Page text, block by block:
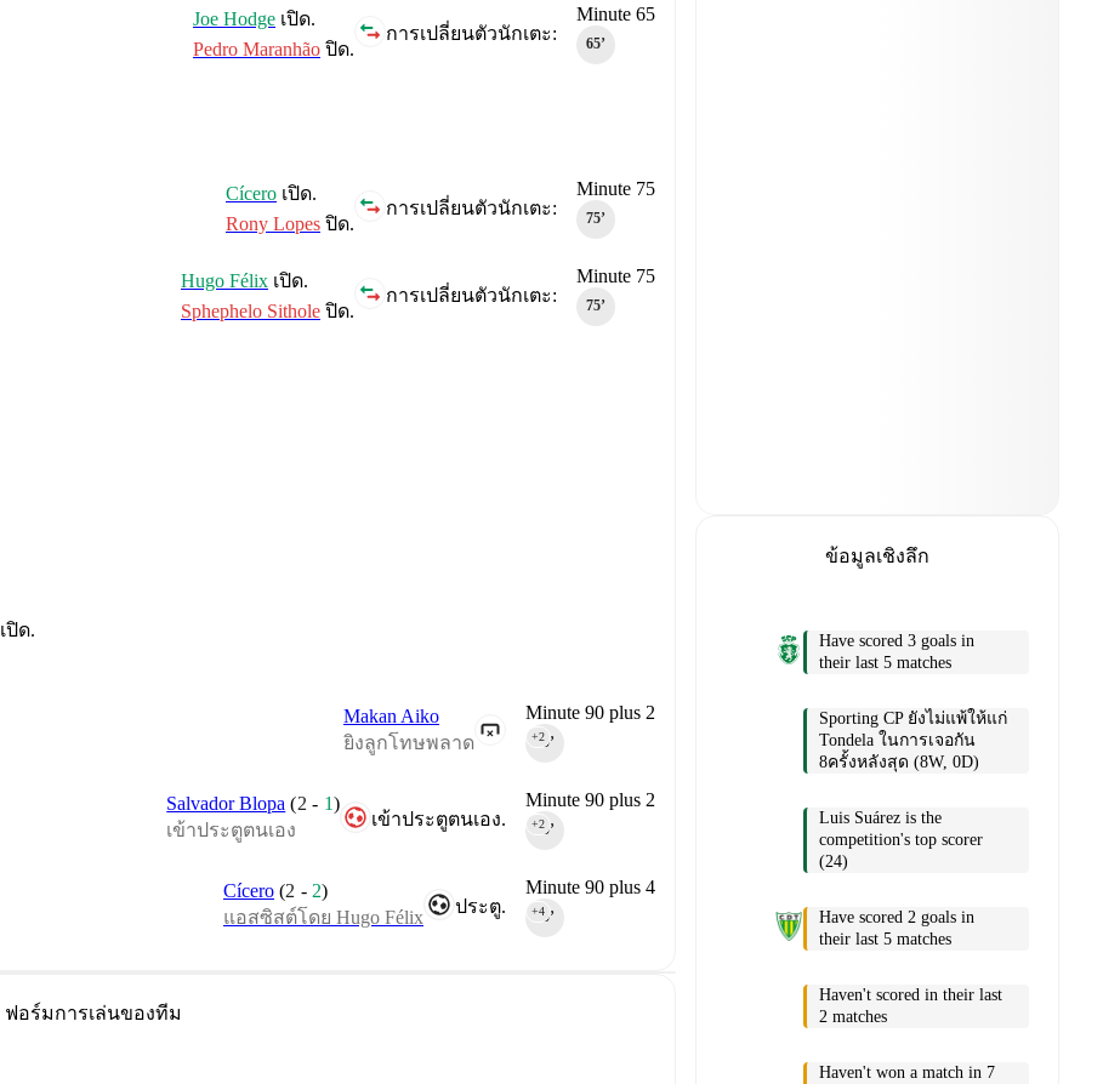
Minute 65
65‎’‎
การเปลี่ยนตัวนักเตะ:
Joe Hodge เปิด.
Pedro Maranhão ปิด.
Minute 75
75‎’‎
การเปลี่ยนตัวนักเตะ:
Cícero เปิด.
Rony Lopes ปิด.
Minute 75
75‎’‎
การเปลี่ยนตัวนักเตะ:
Hugo Félix เปิด.
Sphephelo Sithole ปิด.
เปิด.
Minute 90 plus 2
90‎’‎
+2
Makan Aiko
ยิงลูกโทษพลาด
Minute 90 plus 2
90‎’‎
+2
เข้าประตูตนเอง.
Salvador Blopa (2 - 1)
เข้าประตูตนเอง
Minute 90 plus 4
90‎’‎
+4
ประตู.
Cícero (2 - 2)
แอสซิสต์โดย Hugo Félix
ฟอร์มการเล่นของทีม
ข้อมูลเชิงลึก
Have scored 3 goals in
their last 5 matches
Sporting CP ยังไม่แพ้ให้แก่
Tondela ในการเจอกัน
8ครั้งหลังสุด (8W, 0D)
Luis Suárez is the
competition's top scorer
(24)
Have scored 2 goals in
their last 5 matches
Haven't scored in their last
2 matches
Haven't won a match in 7